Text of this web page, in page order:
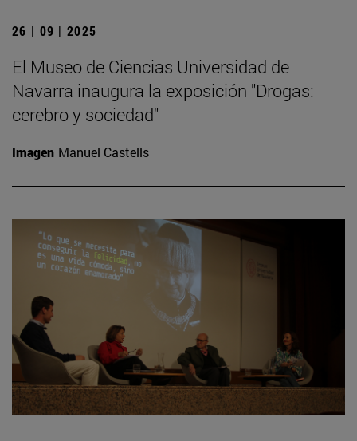
26 | 09 | 2025
El Museo de Ciencias Universidad de
Navarra inaugura la exposición "Drogas:
cerebro y sociedad"
Imagen Manuel Castells